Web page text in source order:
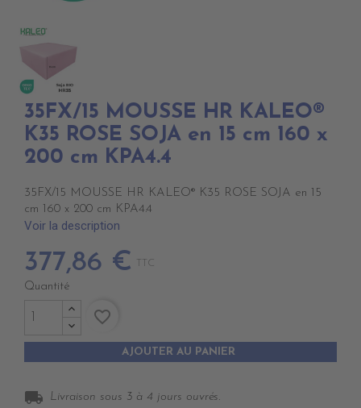
35FX/15 MOUSSE HR KALEO®
K35 ROSE SOJA en 15 cm 160 x
200 cm KPA4.4
35FX/15 MOUSSE HR KALEO® K35 ROSE SOJA en 15
cm 160 x 200 cm KPA4.4
Voir la description
377,86 € TTC
Quantité
AJOUTER AU PANIER
favorite_border
local_shipping Livraison sous 3 à 4 jours ouvrés.